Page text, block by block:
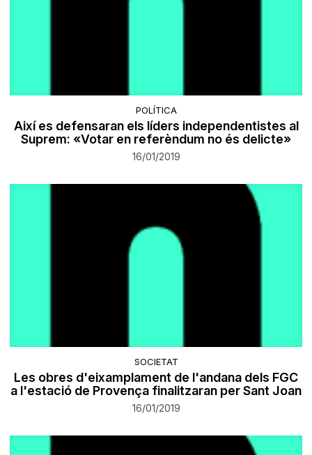
POLÍTICA
Així es defensaran els líders independentistes al
Suprem: «Votar en referèndum no és delicte»
16/01/2019
SOCIETAT
Les obres d'eixamplament de l'andana dels FGC
a l'estació de Provença finalitzaran per Sant Joan
16/01/2019